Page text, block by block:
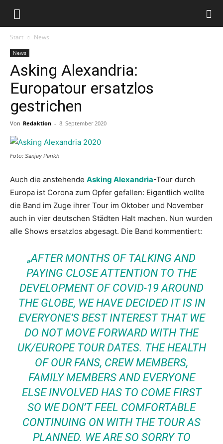
Start News
News
Asking Alexandria:
Europatour ersatzlos
gestrichen
Von Redaktion - 8. September 2020
Foto: Sanjay Parikh
Auch die anstehende Asking Alexandria-Tour durch
Europa ist Corona zum Opfer gefallen: Eigentlich wollte
die Band im Zuge ihrer Tour im Oktober und November
auch in vier deutschen Städten Halt machen. Nun wurden
alle Shows ersatzlos abgesagt. Die Band kommentiert:
„AFTER MONTHS OF TALKING AND
PAYING CLOSE ATTENTION TO THE
DEVELOPMENT OF COVID-19 AROUND
THE GLOBE, WE HAVE DECIDED IT IS IN
EVERYONE’S BEST INTEREST THAT WE
DO NOT MOVE FORWARD WITH THE
UK/EUROPE TOUR DATES. THE HEALTH
OF OUR FANS, CREW MEMBERS,
FAMILY MEMBERS AND EVERYONE
ELSE INVOLVED HAS TO COME FIRST
SO WE DON’T FEEL COMFORTABLE
CONTINUING ON WITH THE TOUR AS
PLANNED. WE ARE SO SORRY TO